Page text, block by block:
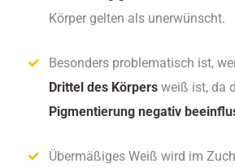
Körper gelten als unerwünscht.
Besonders problematisch ist,
Drittel des Körpers weiß ist, da
Pigmentierung negativ
Übermäßiges Weiß wird im